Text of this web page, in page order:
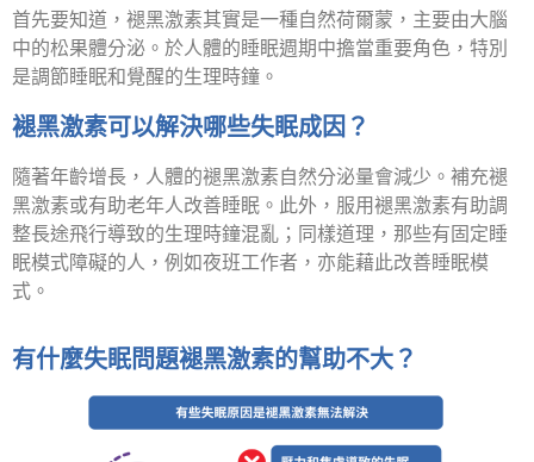
首先要知道，褪黑激素其實是一種自然荷爾蒙，主要由大腦
中的松果體分泌。於人體的睡眠週期中擔當重要角色，特別
是調節睡眠和覺醒的生理時鐘。
褪黑激素可以解決哪些失眠成因？
隨著年齡增長，人體的褪黑激素自然分泌量會減少。補充褪
黑激素或有助老年人改善睡眠。此外，服用褪黑激素有助調
整長途飛行導致的生理時鐘混亂；同樣道理，那些有固定睡
眠模式障礙的人，例如夜班工作者，亦能藉此改善睡眠模
式。
有什麼失眠問題褪黑激素的幫助不大？